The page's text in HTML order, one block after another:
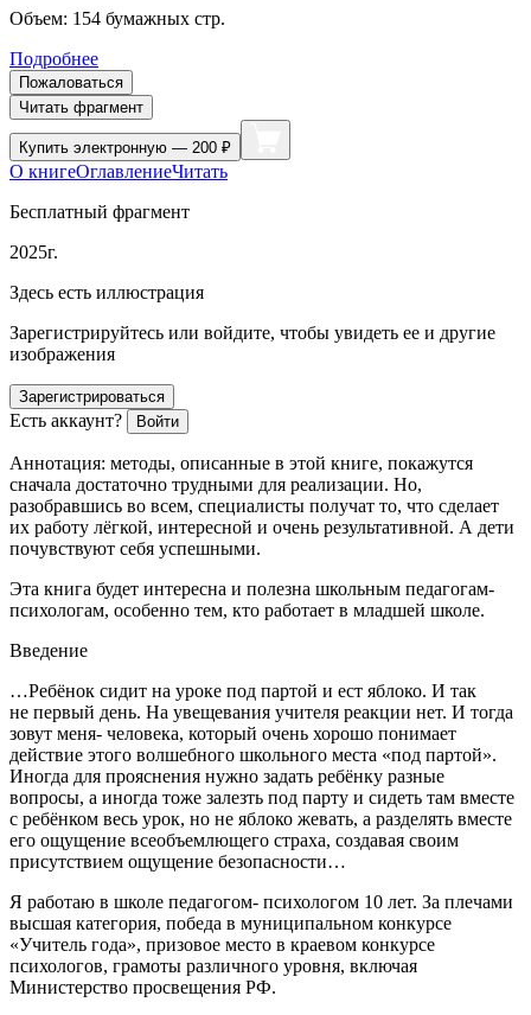
Объем: 154 бумажных стр.
Подробнее
Пожаловаться
Читать фрагмент
Купить электронную — 200 ₽
О книгеОглавлениеЧитать
Бесплатный фрагмент
2025г.
Здесь есть иллюстрация
Зарегистрируйтесь или войдите, чтобы увидеть ее и другие
изображения
Зарегистрироваться
Есть аккаунт? Войти
Аннотация: методы, описанные в этой книге, покажутся
сначала достаточно трудными для реализации. Но,
разобравшись во всем, специалисты получат то, что сделает
их работу лёгкой, интересной и очень результативной. А дети
почувствуют себя успешными.
Эта книга будет интересна и полезна школьным педагогам-
психологам, особенно тем, кто работает в младшей школе.
Введение
…Ребёнок сидит на уроке под партой и ест яблоко. И так
не первый день. На увещевания учителя реакции нет. И тогда
зовут меня- человека, который очень хорошо понимает
действие этого волшебного школьного места «под партой».
Иногда для прояснения нужно задать ребёнку разные
вопросы, а иногда тоже залезть под парту и сидеть там вместе
с ребёнком весь урок, но не яблоко жевать, а разделять вместе
его ощущение всеобъемлющего страха, создавая своим
присутствием ощущение безопасности…
Я работаю в школе педагогом- психологом 10 лет. За плечами
высшая категория, победа в муниципальном конкурсе
«Учитель года», призовое место в краевом конкурсе
психологов, грамоты различного уровня, включая
Министерство просвещения РФ.